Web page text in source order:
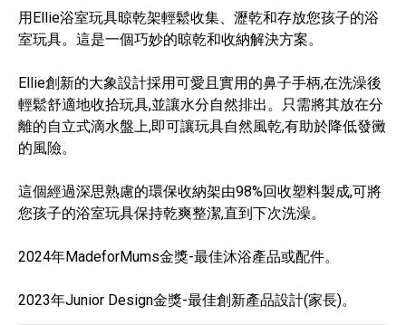
用Ellie浴室玩具晾乾架輕鬆收集、瀝乾和存放您孩子的浴
室玩具。這是一個巧妙的晾乾和收納解決方案。
Ellie創新的大象設計採用可愛且實用的鼻子手柄,在洗澡後
輕鬆舒適地收拾玩具,並讓水分自然排出。只需將其放在分
離的自立式滴水盤上,即可讓玩具自然風乾,有助於降低發黴
的風險。
這個經過深思熟慮的環保收納架由98%回收塑料製成,可將
您孩子的浴室玩具保持乾爽整潔,直到下次洗澡。
2024年MadeforMums金獎-最佳沐浴產品或配件。
2023年Junior Design金獎-最佳創新產品設計(家長)。